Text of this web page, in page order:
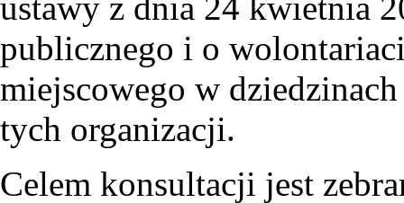
publicznego i o
miejscowego w
tych organizacji.
Celem konsultacji jest